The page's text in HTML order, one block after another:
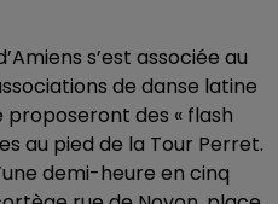
s’est associée au
de danse latine
des « flash
au pied de la Tour Perret.
demi-heure en cinq